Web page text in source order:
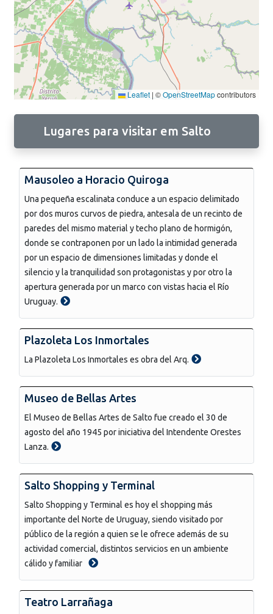
Leaflet | ©OpenStreetMapcontributors
Lugares para visitar em Salto
Mausoleo a Horacio Quiroga
Una pequeña escalinata conduce a un espacio delimitado
por dos muros curvos de piedra, antesala de un recinto de
paredes del mismo material y techo plano de hormigón,
donde se contraponen por un lado la intimidad generada
por un espacio de dimensiones limitadas y donde el
silencio y la tranquilidad son protagonistas y por otro la
apertura generada por un marco con vistas hacia el Río
Uruguay.
Plazoleta Los Inmortales
La Plazoleta Los Inmortales es obra del Arq.
Museo de Bellas Artes
El Museo de Bellas Artes de Salto fue creado el 30 de
agosto del año 1945 por iniciativa del Intendente Orestes
Lanza.
Salto Shopping y Terminal
Salto Shopping y Terminal es hoy el shopping más
importante del Norte de Uruguay, siendo visitado por
público de la región a quien se le ofrece además de su
actividad comercial, distintos servicios en un ambiente
cálido y familiar
Teatro Larrañaga